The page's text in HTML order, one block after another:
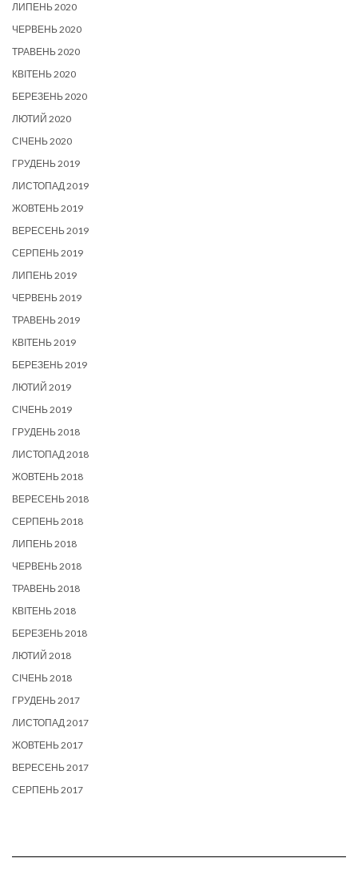
ЛИПЕНЬ 2020
ЧЕРВЕНЬ 2020
ТРАВЕНЬ 2020
КВІТЕНЬ 2020
БЕРЕЗЕНЬ 2020
ЛЮТИЙ 2020
СІЧЕНЬ 2020
ГРУДЕНЬ 2019
ЛИСТОПАД 2019
ЖОВТЕНЬ 2019
ВЕРЕСЕНЬ 2019
СЕРПЕНЬ 2019
ЛИПЕНЬ 2019
ЧЕРВЕНЬ 2019
ТРАВЕНЬ 2019
КВІТЕНЬ 2019
БЕРЕЗЕНЬ 2019
ЛЮТИЙ 2019
СІЧЕНЬ 2019
ГРУДЕНЬ 2018
ЛИСТОПАД 2018
ЖОВТЕНЬ 2018
ВЕРЕСЕНЬ 2018
СЕРПЕНЬ 2018
ЛИПЕНЬ 2018
ЧЕРВЕНЬ 2018
ТРАВЕНЬ 2018
КВІТЕНЬ 2018
БЕРЕЗЕНЬ 2018
ЛЮТИЙ 2018
СІЧЕНЬ 2018
ГРУДЕНЬ 2017
ЛИСТОПАД 2017
ЖОВТЕНЬ 2017
ВЕРЕСЕНЬ 2017
СЕРПЕНЬ 2017